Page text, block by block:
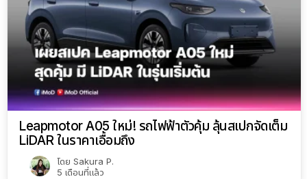
Leapmotor A05 ใหม่! รถไฟฟ้าตัวคุ้ม ลุ้นสเปกจัดเต็ม
LiDAR ในราคาเอื้อมถึง
โดย Sakura P.
5 เดือนที่แล้ว